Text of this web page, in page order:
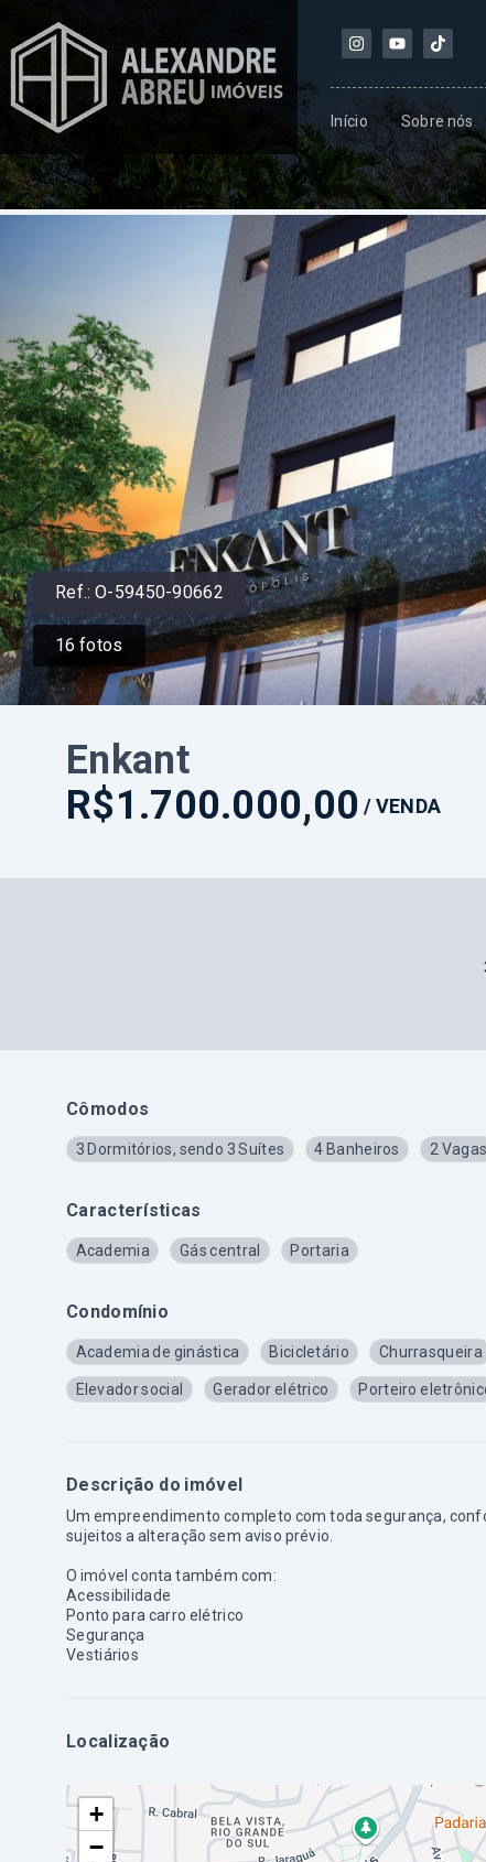
Início Sobre nós
Ref.:O-59450-90662
16 fotos
Enkant
R$1.700.000,00 /VENDA
Cômodos
3 Dormitórios, sendo 3 Suítes 4 Banheiros 2 Vagas
Características
Academia Gás central Portaria
Condomínio
Academia de ginástica Bicicletário Churrasqueira
Elevador social Gerador elétrico Porteiro
Descrição do imóvel
Um empreendimento completo com toda segurança,
sujeitos a alteração sem aviso prévio.
O imóvel conta também com:
Acessibilidade
Ponto para carro elétrico
Segurança
Vestiários
Localização
+
−